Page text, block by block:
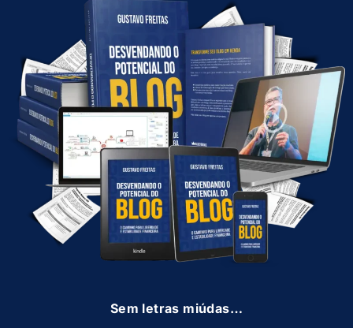
Sem letras miúdas…